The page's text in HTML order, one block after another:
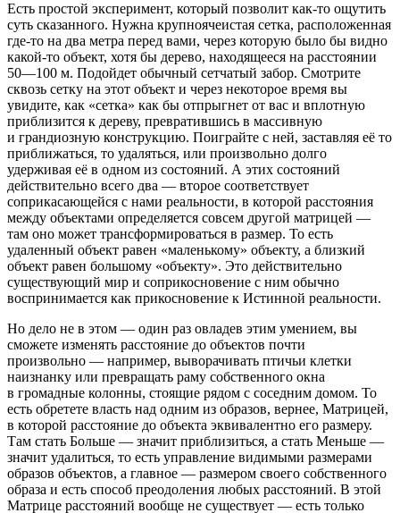
Есть простой эксперимент, который позволит как-то ощутить
суть сказанного. Нужна крупноячеистая сетка, расположенная
где-то на два метра перед вами, через которую было бы видно
какой-то объект, хотя бы дерево, находящееся на расстоянии
50—100 м. Подойдет обычный сетчатый забор. Смотрите
сквозь сетку на этот объект и через некоторое время вы
увидите, как «сетка» как бы отпрыгнет от вас и вплотную
приблизится к дереву, превратившись в массивную
и грандиозную конструкцию. Поиграйте с ней, заставляя её то
приближаться, то удаляться, или произвольно долго
удерживая её в одном из состояний. А этих состояний
действительно всего два — второе соответствует
соприкасающейся с нами реальности, в которой расстояния
между объектами определяется совсем другой матрицей —
там оно может трансформироваться в размер. То есть
удаленный объект равен «маленькому» объекту, а близкий
объект равен большому «объекту». Это действительно
существующий мир и соприкосновение с ним обычно
воспринимается как прикосновение к Истинной реальности.
Но дело не в этом — один раз овладев этим умением, вы
сможете изменять расстояние до объектов почти
произвольно — например, выворачивать птичьи клетки
наизнанку или превращать раму собственного окна
в громадные колонны, стоящие рядом с соседним домом. То
есть обретете власть над одним из образов, вернее, Матрицей,
в которой расстояние до объекта эквивалентно его размеру.
Там стать Больше — значит приблизиться, а стать Меньше —
значит удалиться, то есть управление видимыми размерами
образов объектов, а главное — размером своего собственного
образа и есть способ преодоления любых расстояний. В этой
Матрице расстояний вообще не существует — есть только